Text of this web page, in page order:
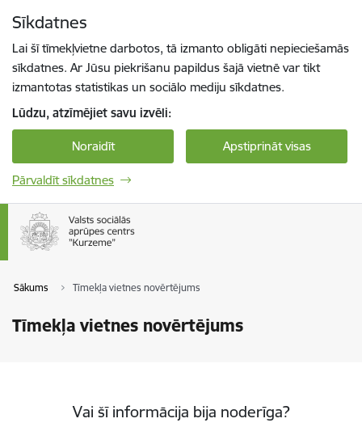
Sīkdatnes
Lai šī tīmekļvietne darbotos, tā izmanto obligāti nepieciešamās
sīkdatnes. Ar Jūsu piekrišanu papildus šajā vietnē var tikt
izmantotas statistikas un sociālo mediju sīkdatnes.
Lūdzu, atzīmējiet savu izvēli:
Noraidīt Apstiprināt visas
Pārvaldīt sīkdatnes
Sākums Tīmekļa vietnes novērtējums
Tīmekļa vietnes novērtējums
Vai šī informācija bija noderīga?